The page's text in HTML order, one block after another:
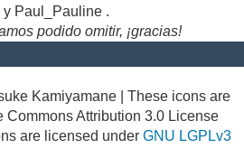
Paul_Pauline .
podido omitir, ¡gracias!
Kamiyamane | These icons are
Commons Attribution 3.0 License
are licensed under GNU LGPLv3